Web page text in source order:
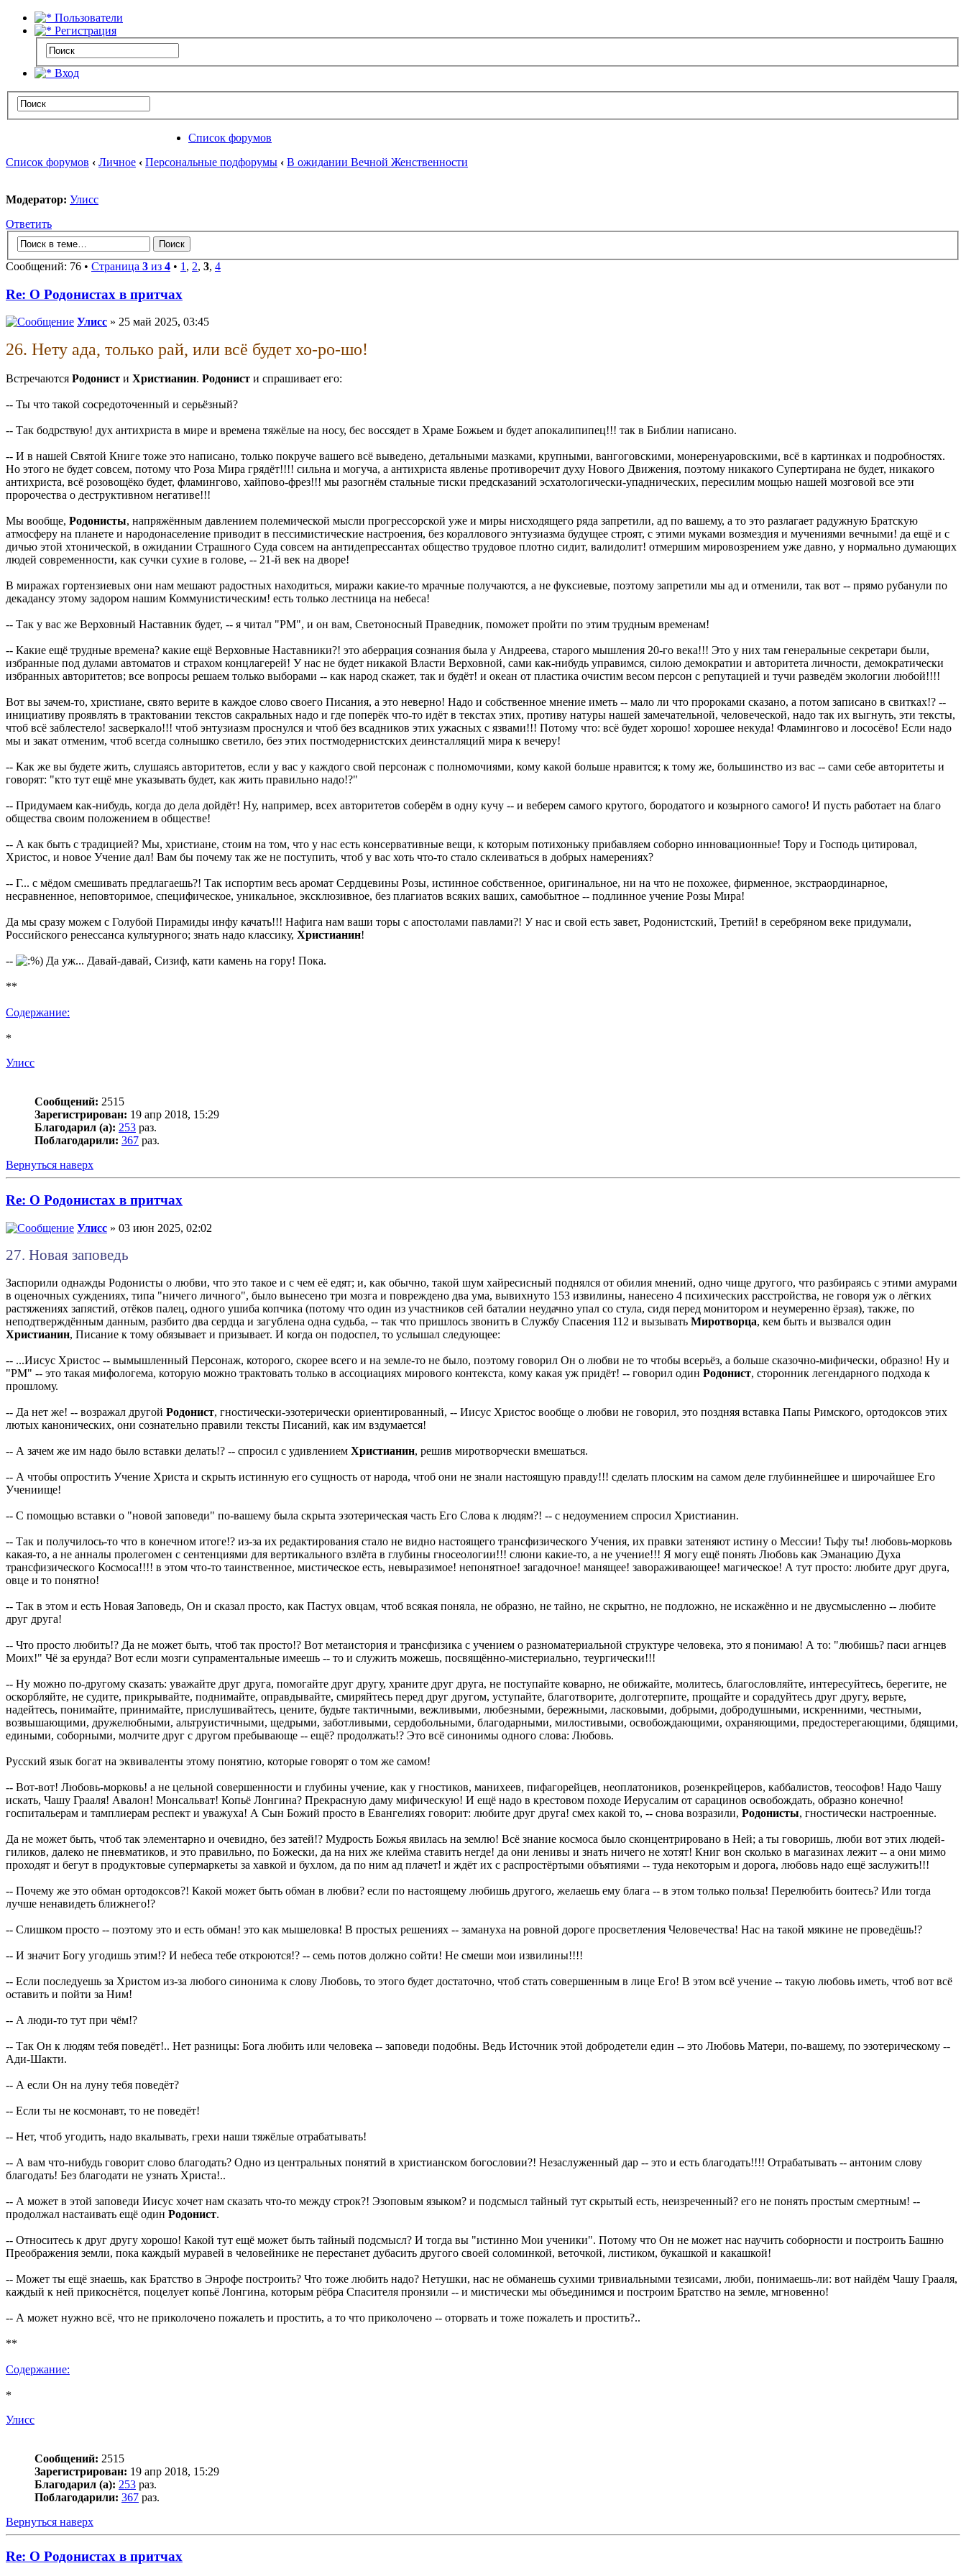
Пользователи
Регистрация
Вход
Список форумов
Список форумов ‹ Личное ‹ Персональные подфорумы ‹ В ожидании Вечной Женственности
Модератор: Улисс
Ответить
Сообщений: 76 • Страница 3 из 4 • 1 , 2, 3, 4
Re: О Родонистах в притчах
Улисс » 25 май 2025, 03:45
26. Нету ада, только рай, или всё будет хо-ро-шо!
Встречаются Родонист и Христианин. Родонист и спрашивает его:
-- Ты что такой сосредоточенный и серьёзный?
-- Так бодрствую! дух антихриста в мире и времена тяжёлые на носу, бес воссядет в Храме Божьем и будет апокалипипец!!! так в Библии написано.
-- И в нашей Святой Книге тоже это написано, только покруче вашего всё выведено, детальными мазками, крупными, вангоговскими, монеренуаровскими, всё в картинках и подробностях.
Но этого не будет совсем, потому что Роза Мира грядёт!!!! сильна и могуча, а антихриста явленье противоречит духу Нового Движения, поэтому никакого Супертирана не будет, никакого
антихриста, всё розовощёко будет, фламингово, хайпово-фрез!!! мы разогнём стальные тиски предсказаний эсхатологически-упаднических, пересилим мощью нашей мозговой все эти
пророчества о деструктивном негативе!!!
Мы вообще, Родонисты, напряжённым давлением полемической мысли прогрессорской уже и миры нисходящего ряда запретили, ад по вашему, а то это разлагает радужную Братскую
атмосферу на планете и народонаселение приводит в пессимистические настроения, без кораллового энтузиазма будущее строят, с этими муками возмездия и мучениями вечными! да ещё и с
дичью этой хтонической, в ожидании Страшного Суда совсем на антидепрессантах общество трудовое плотно сидит, валидолит! отмершим мировозрением уже давно, у нормально думающих
людей современности, как сучки сухие в голове, -- 21-й век на дворе!
В миражах гортензиевых они нам мешают радостных находиться, миражи какие-то мрачные получаются, а не фуксиевые, поэтому запретили мы ад и отменили, так вот -- прямо рубанули по
декадансу этому задором нашим Коммунистическим! есть только лестница на небеса!
-- Так у вас же Верховный Наставник будет, -- я читал "РМ", и он вам, Светоносный Праведник, поможет пройти по этим трудным временам!
-- Какие ещё трудные времена? какие ещё Верховные Наставники?! это аберрация сознания была у Андреева, старого мышления 20-го века!!! Это у них там генеральные секретари были,
избранные под дулами автоматов и страхом концлагерей! У нас не будет никакой Власти Верховной, сами как-нибудь управимся, силою демократии и авторитета личности, демократически
избранных авторитетов; все вопросы решаем только выборами -- как народ скажет, так и будёт! и океан от пластика очистим весом персон с репутацией и тучи разведём экологии любой!!!!
Вот вы зачем-то, христиане, свято верите в каждое слово своего Писания, а это неверно! Надо и собственное мнение иметь -- мало ли что пророками сказано, а потом записано в свитках!? --
инициативу проявлять в трактовании текстов сакральных надо и где поперёк что-то идёт в текстах этих, противу натуры нашей замечательной, человеческой, надо так их выгнуть, эти тексты,
чтоб всё заблестело! засверкало!!! чтоб энтузиазм проснулся и чтоб без всадников этих ужасных с язвами!!! Потому что: всё будет хорошо! хорошее некуда! Фламингово и лососёво! Если надо
мы и закат отменим, чтоб всегда солнышко светило, без этих постмодернистских деинсталляций мира к вечеру!
-- Как же вы будете жить, слушаясь авторитетов, если у вас у каждого свой персонаж с полномочиями, кому какой больше нравится; к тому же, большинство из вас -- сами себе авторитеты и
говорят: "кто тут ещё мне указывать будет, как жить правильно надо!?"
-- Придумаем как-нибудь, когда до дела дойдёт! Ну, например, всех авторитетов соберём в одну кучу -- и веберем самого крутого, бородатого и козырного самого! И пусть работает на благо
общества своим положением в обществе!
-- А как быть с традицией? Мы, христиане, стоим на том, что у нас есть консервативные вещи, к которым потихоньку прибавляем соборно инновационные! Тору и Господь цитировал,
Христос, и новое Учение дал! Вам бы почему так же не поступить, чтоб у вас хоть что-то стало склеиваться в добрых намерениях?
-- Г... с мёдом смешивать предлагаешь?! Так испортим весь аромат Сердцевины Розы, истинное собственное, оригинальное, ни на что не похожее, фирменное, экстраординарное,
несравненное, неповторимое, специфическое, уникальное, эксклюзивное, без плагиатов всяких ваших, самобытное -- подлинное учение Розы Мира!
Да мы сразу можем с Голубой Пирамиды инфу качать!!! Нафига нам ваши торы с апостолами павлами?! У нас и свой есть завет, Родонистский, Третий! в серебряном веке придумали,
Российского ренессанса культурного; знать надо классику, Христианин!
-- Да уж... Давай-давай, Сизиф, кати камень на гору! Пока.
**
Содержание:
*
Улисс
Сообщений: 2515
Зарегистрирован: 19 апр 2018, 15:29
Благодарил (а): 253 раз.
Поблагодарили: 367 раз.
Вернуться наверх
Re: О Родонистах в притчах
Улисс » 03 июн 2025, 02:02
27. Новая заповедь
Заспорили однажды Родонисты о любви, что это такое и с чем её едят; и, как обычно, такой шум хайресисный поднялся от обилия мнений, одно чище другого, что разбираясь с этими амурами
в оценочных суждениях, типа "ничего личного", было вынесено три мозга и повреждено два ума, вывихнуто 153 извилины, нанесено 4 психических расстройства, не говоря уж о лёгких
растяжениях запястий, отёков палец, одного ушиба копчика (потому что один из участников сей баталии неудачно упал со стула, сидя перед монитором и неумеренно ёрзая), также, по
неподтверждённым данным, разбито два сердца и загублена одна судьба, -- так что пришлось звонить в Службу Спасения 112 и вызывать Миротворца, кем быть и вызвался один
Христианин, Писание к тому обязывает и призывает. И когда он подоспел, то услышал следующее:
-- ...Иисус Христос -- вымышленный Персонаж, которого, скорее всего и на земле-то не было, поэтому говорил Он о любви не то чтобы всерьёз, а больше сказочно-мифически, образно! Ну и
"РМ" -- это такая мифологема, которую можно трактовать только в ассоциациях мирового контекста, кому какая уж придёт! -- говорил один Родонист, сторонник легендарного подхода к
прошлому.
-- Да нет же! -- возражал другой Родонист, гностически-эзотерически ориентированный, -- Иисус Христос вообще о любви не говорил, это поздняя вставка Папы Римского, ортодоксов этих
лютых канонических, они сознательно правили тексты Писаний, как им вздумается!
-- А зачем же им надо было вставки делать!? -- спросил с удивлением Христианин, решив миротворчески вмешаться.
-- А чтобы опростить Учение Христа и скрыть истинную его сущность от народа, чтоб они не знали настоящую правду!!! сделать плоским на самом деле глубиннейшее и широчайшее Его
Учениище!
-- С помощью вставки о "новой заповеди" по-вашему была скрыта эзотерическая часть Его Слова к людям?! -- с недоумением спросил Христианин.
-- Так и получилось-то что в конечном итоге!? из-за их редактирования стало не видно настоящего трансфизического Учения, их правки затеняют истину о Мессии! Тьфу ты! любовь-морковь
какая-то, а не анналы пролегомен с сентенциями для вертикального взлёта в глубины гносеологии!!! слюни какие-то, а не учение!!! Я могу ещё понять Любовь как Эманацию Духа
трансфизического Космоса!!!! в этом что-то таинственное, мистическое есть, невыразимое! непонятное! загадочное! манящее! завораживающее! магическое! А тут просто: любите друг друга,
овце и то понятно!
-- Так в этом и есть Новая Заповедь, Он и сказал просто, как Пастух овцам, чтоб всякая поняла, не образно, не тайно, не скрытно, не подложно, не искажённо и не двусмысленно -- любите
друг друга!
-- Что просто любить!? Да не может быть, чтоб так просто!? Вот метаистория и трансфизика с учением о разноматериальной структуре человека, это я понимаю! А то: "любишь? паси агнцев
Моих!" Чё за ерунда? Вот если мозги супраментальные имеешь -- то и служить можешь, посвящённо-мистериально, теургически!!!
-- Ну можно по-другому сказать: уважайте друг друга, помогайте друг другу, храните друг друга, не поступайте коварно, не обижайте, молитесь, благословляйте, интересуйтесь, берегите, не
оскорбляйте, не судите, прикрывайте, поднимайте, оправдывайте, смиряйтесь перед друг другом, уступайте, благотворите, долготерпите, прощайте и сорадуйтесь друг другу, верьте,
надейтесь, понимайте, принимайте, прислушивайтесь, цените, будьте тактичными, вежливыми, любезными, бережными, ласковыми, добрыми, добродушными, искренними, честными,
возвышающими, дружелюбными, альтруистичными, щедрыми, заботливыми, сердобольными, благодарными, милостивыми, освобождающими, охраняющими, предостерегающими, бдящими,
едиными, соборными, молчите друг с другом пребывающе -- ещё? продолжать!? Это всё синонимы одного слова: Любовь.
Русский язык богат на эквиваленты этому понятию, которые говорят о том же самом!
-- Вот-вот! Любовь-морковь! а не цельной совершенности и глубины учение, как у гностиков, манихеев, пифагорейцев, неоплатоников, розенкрейцеров, каббалистов, теософов! Надо Чашу
искать, Чашу Грааля! Авалон! Монсальват! Копьё Лонгина? Прекрасную даму мифическую! И ещё надо в крестовом походе Иерусалим от сарацинов освобождать, образно конечно!
госпитальерам и тамплиерам респект и уважуха! А Сын Божий просто в Евангелиях говорит: любите друг друга! смех какой то, -- снова возразили, Родонисты, гностически настроенные.
Да не может быть, чтоб так элементарно и очевидно, без затей!? Мудрость Божья явилась на землю! Всё знание космоса было сконцентрировано в Ней; а ты говоришь, люби вот этих людей-
гиликов, далеко не пневматиков, и это правильно, по Божески, да на них же клейма ставить негде! да они ленивы и знать ничего не хотят! Книг вон сколько в магазинах лежит -- а они мимо
проходят и бегут в продуктовые супермаркеты за хавкой и бухлом, да по ним ад плачет! и ждёт их с распростёртыми объятиями -- туда некоторым и дорога, любовь надо ещё заслужить!!!
-- Почему же это обман ортодоксов?! Какой может быть обман в любви? если по настоящему любишь другого, желаешь ему блага -- в этом только польза! Перелюбить боитесь? Или тогда
лучше ненавидеть ближнего!?
-- Слишком просто -- поэтому это и есть обман! это как мышеловка! В простых решениях -- замануха на ровной дороге просветления Человечества! Нас на такой мякине не проведёшь!?
-- И значит Богу угодишь этим!? И небеса тебе откроются!? -- семь потов должно сойти! Не смеши мои извилины!!!!
-- Если последуешь за Христом из-за любого синонима к слову Любовь, то этого будет достаточно, чтоб стать совершенным в лице Его! В этом всё учение -- такую любовь иметь, чтоб вот всё
оставить и пойти за Ним!
-- А люди-то тут при чём!?
-- Так Он к людям тебя поведёт!.. Нет разницы: Бога любить или человека -- заповеди подобны. Ведь Источник этой добродетели един -- это Любовь Матери, по-вашему, по эзотерическому --
Ади-Шакти.
-- А если Он на луну тебя поведёт?
-- Если ты не космонавт, то не поведёт!
-- Нет, чтоб угодить, надо вкалывать, грехи наши тяжёлые отрабатывать!
-- А вам что-нибудь говорит слово благодать? Одно из центральных понятий в христианском богословии?! Незаслуженный дар -- это и есть благодать!!!! Отрабатывать -- антоним слову
благодать! Без благодати не узнать Христа!..
-- А может в этой заповеди Иисус хочет нам сказать что-то между строк?! Эзоповым языком? и подсмысл тайный тут скрытый есть, неизреченный? его не понять простым смертным! --
продолжал настаивать ещё один Родонист.
-- Относитесь к друг другу хорошо! Какой тут ещё может быть тайный подсмысл? И тогда вы "истинно Мои ученики". Потому что Он не может нас научить соборности и построить Башню
Преображения земли, пока каждый муравей в человейнике не перестанет дубасить другого своей соломинкой, веточкой, листиком, букашкой и какашкой!
-- Может ты ещё знаешь, как Братство в Энрофе построить? Что тоже любить надо? Нетушки, нас не обманешь сухими тривиальными тезисами, люби, понимаешь-ли: вот найдём Чашу Грааля,
каждый к ней прикоснётся, поцелует копьё Лонгина, которым рёбра Спасителя пронзили -- и мистически мы объединимся и построим Братство на земле, мгновенно!
-- А может нужно всё, что не приколочено пожалеть и простить, а то что приколочено -- оторвать и тоже пожалеть и простить?..
**
Содержание:
*
Улисс
Сообщений: 2515
Зарегистрирован: 19 апр 2018, 15:29
Благодарил (а): 253 раз.
Поблагодарили: 367 раз.
Вернуться наверх
Re: О Родонистах в притчах